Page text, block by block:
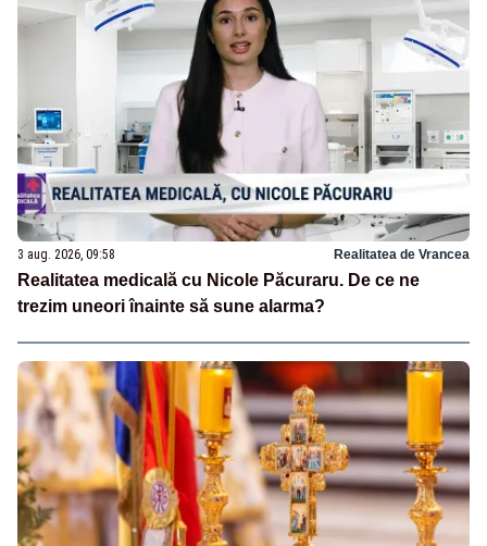
3 aug. 2026, 09:58 Realitatea de Vrancea
Realitatea medicală cu Nicole Păcuraru. De ce ne
trezim uneori înainte să sune alarma?